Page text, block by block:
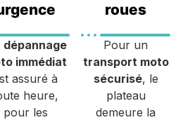
dépannage
immédiat
assuré à
heure,
pour les
roues
Pour un
transport moto
sécurisé, le
plateau
demeure la